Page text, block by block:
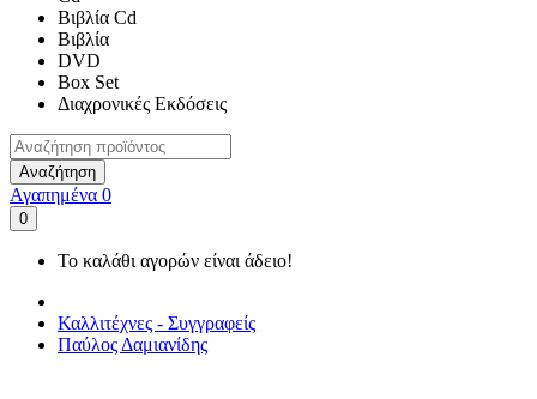
Βιβλία Cd
Βιβλία
DVD
Box Set
Διαχρονικές Εκδόσεις
Αναζήτηση
Αγαπημένα 0
0
Το καλάθι αγορών είναι άδειο!
Καλλιτέχνες - Συγγραφείς
Παύλος Δαμιανίδης